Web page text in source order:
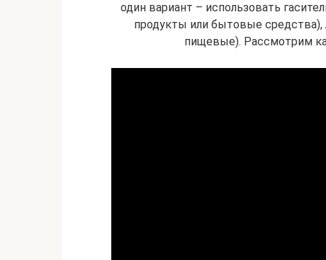
один вариант – использовать
продукты или бытовые
пищевые). Рассмотрим